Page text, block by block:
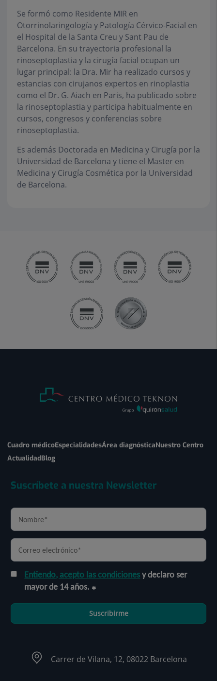
Se formó como Residente MIR en
Otorrinolaringología y Patología Cérvico-Facial en
el Hospital de la Santa Creu y Sant Pau de
Barcelona. En su trayectoria profesional la
rinoseptoplastia y la cirugía facial ocupan un
lugar principal: la Dra. Mir ha realizado cursos y
estancias con cirujanos expertos en rinoplastia
como el Dr. G. Aiach en Paris, ha publicado sobre
la rinoseptoplastia y participa habitualmente en
cursos, congresos y conferencias sobre
rinoseptoplastia.
Es además Doctorada en Medicina y Cirugía por la
Universidad de Barcelona y tiene el Master en
Medicina y Cirugía Cosmética por la Universidad
de Barcelona.
Cuadro médicoEspecialidadesÁrea diagnósticaNuestro Centro
ActualidadBlog
Suscríbete a nuestra Newsletter
Entiendo, acepto las condicionesy declaro ser
mayor de 14 años.
Suscribirme
Carrer de Vilana, 12, 08022 Barcelona